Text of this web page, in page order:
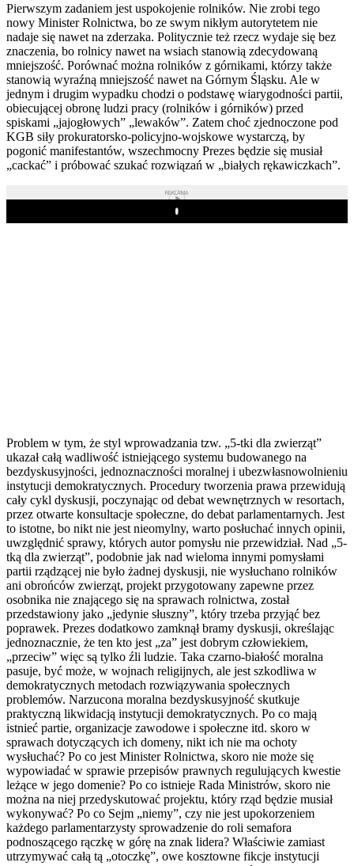
Pierwszym zadaniem jest uspokojenie rolników. Nie zrobi tego
nowy Minister Rolnictwa, bo ze swym nikłym autorytetem nie
nadaje się nawet na zderzaka. Politycznie też rzecz wydaje się bez
znaczenia, bo rolnicy nawet na wsiach stanowią zdecydowaną
mniejszość. Porównać można rolników z górnikami, którzy także
stanowią wyraźną mniejszość nawet na Górnym Śląsku. Ale w
jednym i drugim wypadku chodzi o podstawę wiarygodności partii,
obiecującej obronę ludzi pracy (rolników i górników) przed
spiskami „jajogłowych” „lewaków”. Zatem choć zjednoczone pod
KGB siły prokuratorsko-policyjno-wojskowe wystarczą, by
pogonić manifestantów, wszechmocny Prezes będzie się musiał
„cackać” i próbować szukać rozwiązań w „białych rękawiczkach”.
REKLAMA
Play
Problem w tym, że styl wprowadzania tzw. „5-tki dla zwierząt”
ukazał całą wadliwość istniejącego systemu budowanego na
bezdyskusyjności, jednoznaczności moralnej i ubezwłasnowolnieniu
instytucji demokratycznych. Procedury tworzenia prawa przewidują
cały cykl dyskusji, poczynając od debat wewnętrznych w resortach,
przez otwarte konsultacje społeczne, do debat parlamentarnych. Jest
to istotne, bo nikt nie jest nieomylny, warto posłuchać innych opinii,
uwzględnić sprawy, których autor pomysłu nie przewidział. Nad „5-
tką dla zwierząt”, podobnie jak nad wieloma innymi pomysłami
partii rządzącej nie było żadnej dyskusji, nie wysłuchano rolników
ani obrońców zwierząt, projekt przygotowany zapewne przez
osobnika nie znającego się na sprawach rolnictwa, został
przedstawiony jako „jedynie słuszny”, który trzeba przyjąć bez
poprawek. Prezes dodatkowo zamknął bramy dyskusji, określając
jednoznacznie, że ten kto jest „za” jest dobrym człowiekiem,
„przeciw” więc są tylko źli ludzie. Taka czarno-białość moralna
pasuje, być może, w wojnach religijnych, ale jest szkodliwa w
demokratycznych metodach rozwiązywania społecznych
problemów. Narzucona moralna bezdyskusyjność skutkuje
praktyczną likwidacją instytucji demokratycznych. Po co mają
istnieć partie, organizacje zawodowe i społeczne itd. skoro w
sprawach dotyczących ich domeny, nikt ich nie ma ochoty
wysłuchać? Po co jest Minister Rolnictwa, skoro nie może się
wypowiadać w sprawie przepisów prawnych regulujących kwestie
leżące w jego domenie? Po co istnieje Rada Ministrów, skoro nie
można na niej przedyskutować projektu, który rząd będzie musiał
wykonywać? Po co Sejm „niemy”, czy nie jest upokorzeniem
każdego parlamentarzysty sprowadzenie do roli semafora
podnoszącego rączkę w górę na znak lidera? Właściwie zamiast
utrzymywać całą tą „otoczkę”, owe kosztowne fikcje instytucji